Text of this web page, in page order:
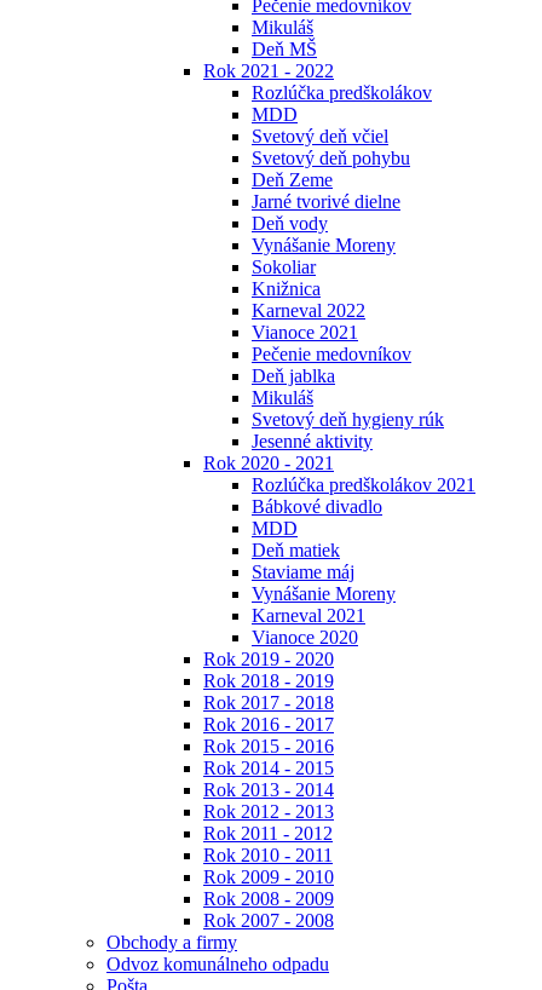
Pečenie medovníkov
Mikuláš
Deň MŠ
Rok 2021 - 2022
Rozlúčka predškolákov
MDD
Svetový deň včiel
Svetový deň pohybu
Deň Zeme
Jarné tvorivé dielne
Deň vody
Vynášanie Moreny
Sokoliar
Knižnica
Karneval 2022
Vianoce 2021
Pečenie medovníkov
Deň jablka
Mikuláš
Svetový deň hygieny rúk
Jesenné aktivity
Rok 2020 - 2021
Rozlúčka predškolákov 2021
Bábkové divadlo
MDD
Deň matiek
Staviame máj
Vynášanie Moreny
Karneval 2021
Vianoce 2020
Rok 2019 - 2020
Rok 2018 - 2019
Rok 2017 - 2018
Rok 2016 - 2017
Rok 2015 - 2016
Rok 2014 - 2015
Rok 2013 - 2014
Rok 2012 - 2013
Rok 2011 - 2012
Rok 2010 - 2011
Rok 2009 - 2010
Rok 2008 - 2009
Rok 2007 - 2008
Obchody a firmy
Odvoz komunálneho odpadu
Pošta